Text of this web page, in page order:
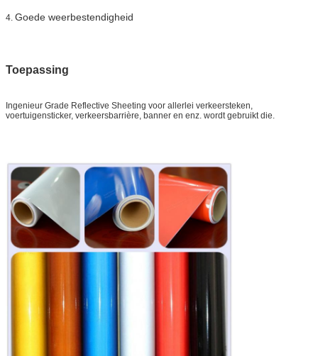
4. Goede weerbestendigheid
Toepassing
Ingenieur Grade Reflective Sheeting voor allerlei verkeersteken,
voertuigensticker, verkeersbarrière, banner en enz. wordt gebruikt die.